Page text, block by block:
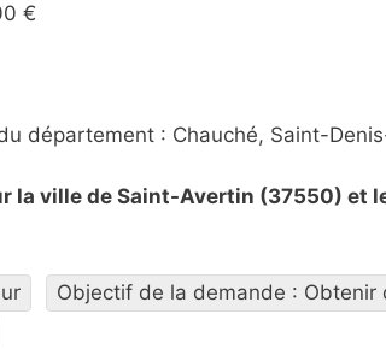
€
département : Chauché, Saint-
la ville de Saint-Avertin (37550) et
Objectif de la demande : Obtenir